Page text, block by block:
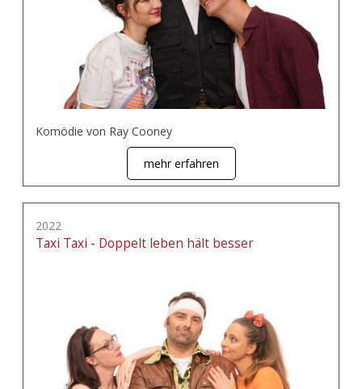
Komödie von Ray Cooney
mehr erfahren
2022
Taxi Taxi - Doppelt leben hält besser